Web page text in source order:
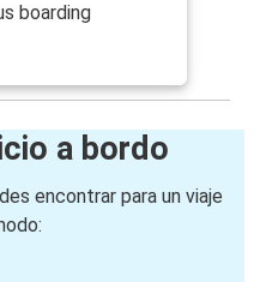
boarding
a bordo
encontrar para un viaje